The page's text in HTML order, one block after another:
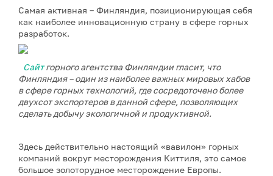
Самая активная – Финляндия, позиционирующая себя
как наиболее инновационную страну в сфере горных
разработок.
Сайтгорного агентства Финляндии гласит, что
Финляндия – один из наиболее важных мировых хабов
в сфере горных технологий, где сосредоточено более
двухсот экспортеров в данной сфере, позволяющих
сделать добычу экологичной и продуктивной.
Здесь действительно настоящий «вавилон» горных
компаний вокруг месторождения Киттиля, это самое
большое золоторудное месторождение Европы.